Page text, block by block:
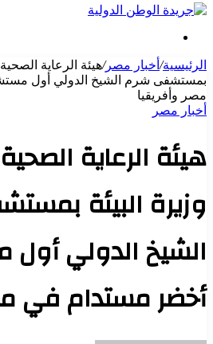
الرئيسية/ أخبار مصر/هيئة الرعاية
بمستشفى شرم الشيخ الدولي أول
مصر وأفريقيا
أخبار مصر
هيئة الرعاية
وزيرة البيئة
الشيخ الدولي
أخضر مستدام في